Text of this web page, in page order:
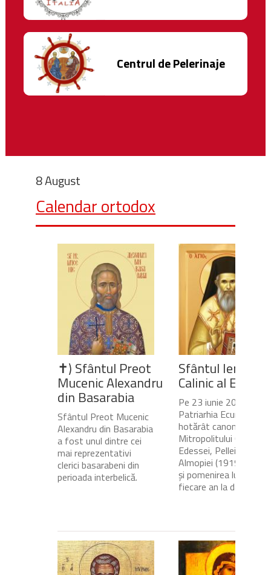
Centrul de Pelerinaje
8 August
Calendar ortodox
✝) Sfântul Preot
Mucenic Alexandru
din Basarabia
Sfântul Preot Mucenic
Alexandru din Basarabia
a fost unul dintre cei
mai reprezentativi
clerici basarabeni din
perioada interbelică.
Sfântul Ierarh
Calinic al
Pe 23 iunie 2020,
Patriarhia Ecumenică a
hotărât canonizarea
Mitropolitului Calinic al
Edessei, Pellei și
Almopiei (1919-1984)
și pomenirea lui în
fiecare an la data de...